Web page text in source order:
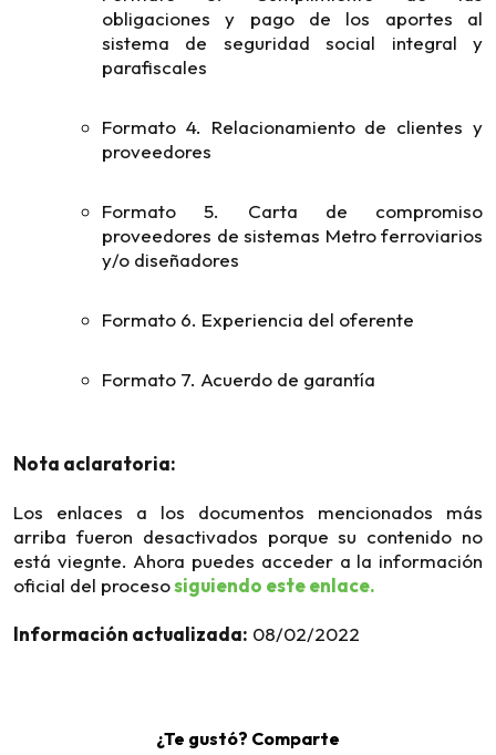
obligaciones y pago de los aportes al
sistema de seguridad social integral y
parafiscales
Formato 4. Relacionamiento de clientes y
proveedores
Formato 5. Carta de compromiso
proveedores de sistemas Metro ferroviarios
y/o diseñadores
Formato 6. Experiencia del oferente
Formato 7. Acuerdo de garantía
Nota aclaratoria:
Los enlaces a los documentos mencionados más
arriba fueron desactivados porque su contenido no
está viegnte. Ahora puedes acceder a la información
oficial del procesosiguiendo este enlace.
Información actualizada: 08/02/2022
¿Te gustó? Comparte